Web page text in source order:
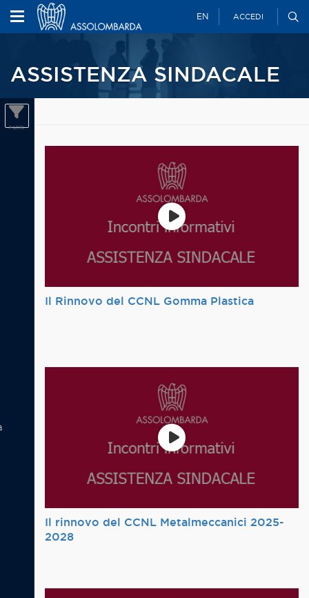
EN ACCEDI
ASSISTENZA SINDACALE
Il Rinnovo del CCNL Gomma Plastica
Il rinnovo del CCNL Metalmeccanici 2025-
2028